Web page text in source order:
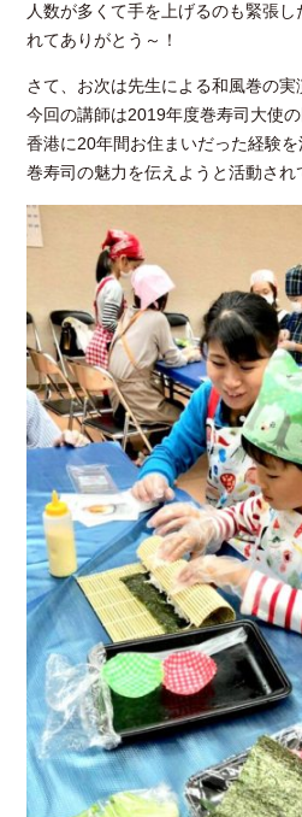
人数が多くて手を上げるのも緊張し
れてありがとう～！
さて、お次は先生による和風巻の実
今回の講師は2019年度巻寿司大使の
香港に20年間お住まいだった経験
巻寿司の魅力を伝えようと活動され